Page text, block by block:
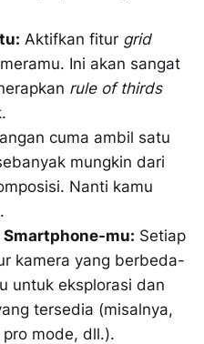
Aktifkan fitur grid
Ini akan sangat
rule of thirds
cuma ambil satu
mungkin dari
Nanti kamu
Smartphone-mu: Setiap
kamera yang berbeda-
untuk eksplorasi dan
tersedia (misalnya,
mode, dll.).